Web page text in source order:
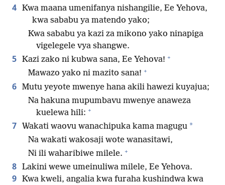
4 Kwa maana umenifanya nishangilie, Ee Yehova,
kwa sababu ya matendo yako;
Kwa sababu ya kazi za mikono yako ninapiga
vigelegele vya shangwe.
5 Kazi zako ni kubwa sana, Ee Yehova! +
Mawazo yako ni mazito sana! +
6 Mutu yeyote mwenye hana akili hawezi kuyajua;
Na hakuna mupumbavu mwenye anaweza
kuelewa hili: +
7 Wakati waovu wanachipuka kama magugu *
Na wakati wakosaji wote wanasitawi,
Ni ili waharibiwe milele. +
8 Lakini wewe umeinuliwa milele, Ee Yehova.
9 Kwa kweli, angalia kwa furaha kushindwa kwa